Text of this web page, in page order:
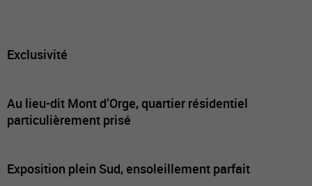
Exclusivité
Au lieu-dit Mont d’Orge, quartier résidentiel
particulièrement prisé
Exposition plein Sud, ensoleillement parfait